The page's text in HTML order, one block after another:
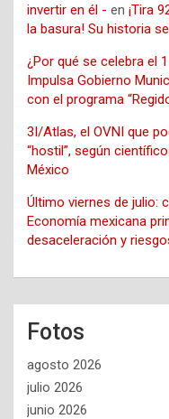
invertir en él - en ¡Tira
la basura! Su historia
¿Por qué se celebra el
Impulsa Gobierno
con el programa
3I/Atlas, el OVNI que
“hostil”, según
México
Último viernes de julio:
Economía mexicana
desaceleración y
Fotos
agosto 2026
julio 2026
junio 2026